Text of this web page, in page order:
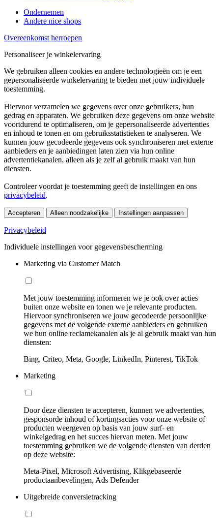
Ondernemen
Andere nice shops
Overeenkomst herroepen
Personaliseer je winkelervaring
We gebruiken alleen cookies en andere technologieën om je een
gepersonaliseerde winkelervaring te bieden met jouw individuele
toestemming.
Hiervoor verzamelen we gegevens over onze gebruikers, hun
gedrag en apparaten. We gebruiken deze gegevens om onze website
voortdurend te optimaliseren, om je gepersonaliseerde advertenties
en inhoud te tonen en om gebruiksstatistieken te analyseren. We
kunnen jouw gecodeerde gegevens ook synchroniseren met externe
aanbieders en je aanbiedingen laten zien via hun online
advertentiekanalen, alleen als je zelf al gebruik maakt van hun
diensten.
Controleer voordat je toestemming geeft de instellingen en ons
privacybeleid.
Accepteren Alleen noodzakelijke Instellingen aanpassen
Privacybeleid
Individuele instellingen voor gegevensbescherming
Marketing via Customer Match
Met jouw toestemming informeren we je ook over acties
buiten onze website en tonen we je relevante producten.
Hiervoor synchroniseren we jouw gecodeerde persoonlijke
gegevens met de volgende externe aanbieders en gebruiken
we hun online reclamekanalen als je al gebruik maakt van hun
diensten:
Bing, Criteo, Meta, Google, LinkedIn, Pinterest, TikTok
Marketing
Door deze diensten te accepteren, kunnen we advertenties,
gesponsorde inhoud of kortingsacties voor onze website of
producten weergeven op basis van jouw surf- en
winkelgedrag en het succes hiervan meten. Met jouw
toestemming gebruiken we de volgende diensten van derden
op deze website:
Meta-Pixel, Microsoft Advertising, Klikgebaseerde
productaanbevelingen, Ads Defender
Uitgebreide conversietracking